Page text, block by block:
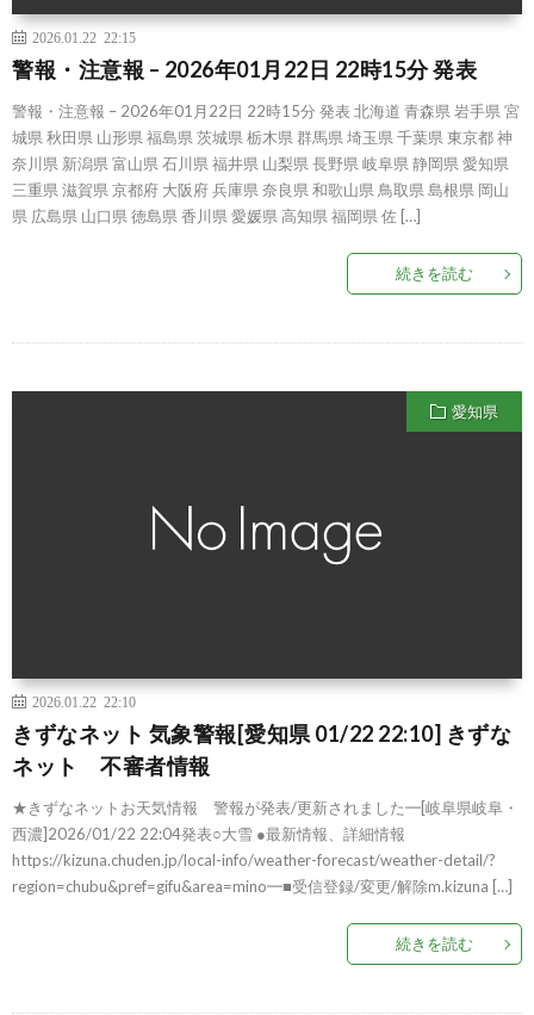
2026.01.22 22:15
警報・注意報 – 2026年01月22日 22時15分 発表
警報・注意報 – 2026年01月22日 22時15分 発表 北海道 青森県 岩手県 宮
城県 秋田県 山形県 福島県 茨城県 栃木県 群馬県 埼玉県 千葉県 東京都 神
奈川県 新潟県 富山県 石川県 福井県 山梨県 長野県 岐阜県 静岡県 愛知県
三重県 滋賀県 京都府 大阪府 兵庫県 奈良県 和歌山県 鳥取県 島根県 岡山
県 広島県 山口県 徳島県 香川県 愛媛県 高知県 福岡県 佐 […]
続きを読む
愛知県
2026.01.22 22:10
きずなネット 気象警報[愛知県 01/22 22:10] きずな
ネット 不審者情報
★きずなネットお天気情報 警報が発表/更新されました━[岐阜県岐阜・
西濃]2026/01/22 22:04発表○大雪 ●最新情報、詳細情報
https://kizuna.chuden.jp/local-info/weather-forecast/weather-detail/?
region=chubu&pref=gifu&area=mino━■受信登録/変更/解除m.kizuna […]
続きを読む